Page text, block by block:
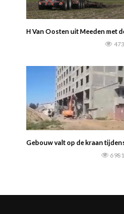
H Van Oosten uit Meeden met
473
Gebouw valt op de kraan
6981